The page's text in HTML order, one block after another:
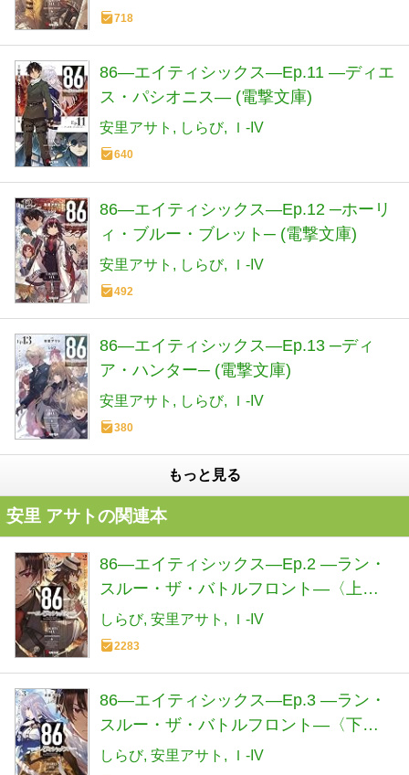
718
86―エイティシックス―Ep.11 ―ディエ
ス・パシオニス― (電撃文庫)
安里アサト しらび Ｉ-IV
640
86―エイティシックス―Ep.12 ─ホーリ
ィ・ブルー・ブレット─ (電撃文庫)
安里アサト しらび Ｉ-IV
492
86―エイティシックス―Ep.13 ─ディ
ア・ハンター─ (電撃文庫)
安里アサト しらび Ｉ-IV
380
もっと見る
安里 アサトの関連本
86―エイティシックス―Ep.2 ―ラン・
スルー・ザ・バトルフロント―〈上〉
(電撃文庫)
しらび 安里アサト Ｉ-IV
2283
86―エイティシックス―Ep.3 ―ラン・
スルー・ザ・バトルフロント―〈下〉
(電撃文庫)
しらび 安里アサト Ｉ-IV